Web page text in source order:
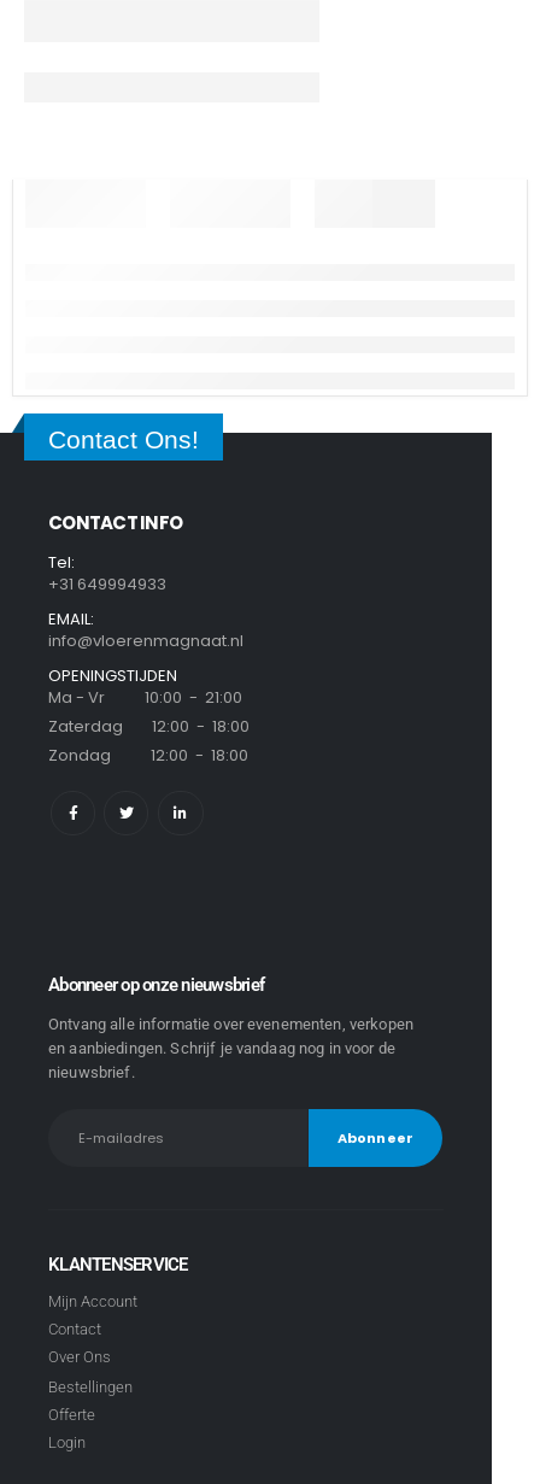
Contact Ons!
CONTACT INFO
Tel:
+31 649994933
EMAIL:
info@vloerenmagnaat.nl
OPENINGSTIJDEN
Ma - Vr 10:00 - 21:00
Zaterdag 12:00 - 18:00
Zondag 12:00 - 18:00
Abonneer op onze nieuwsbrief
Ontvang alle informatie over evenementen, verkopen
en aanbiedingen. Schrijf je vandaag nog in voor de
nieuwsbrief.
KLANTENSERVICE
Mijn Account
Contact
Over Ons
Bestellingen
Offerte
Login